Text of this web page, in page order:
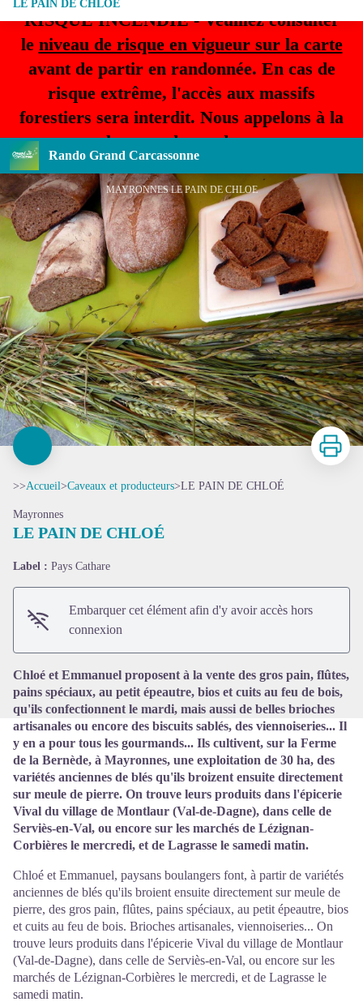
RISQUE INCENDIE - Veuillez consulter
le niveau de risque en vigueur sur la carte
avant de partir en randonnée. En cas de
risque extrême, l'accès aux massifs
forestiers sera interdit. Nous appelons à la
plus grande prudence.
Rando Grand Carcassonne
LE PAIN DE CHLOÉ
MAYRONNES LE PAIN DE CHLOE
Voir l'image en plein écran
Imprimer
>>Accueil>Caveaux et producteurs>LE PAIN DE CHLOÉ
Mayronnes
LE PAIN DE CHLOÉ
Label : Pays Cathare
Embarquer cet élément afin d'y avoir accès hors
connexion
Chloé et Emmanuel proposent à la vente des gros pain, flûtes,
pains spéciaux, au petit épeautre, bios et cuits au feu de bois,
qu'ils confectionnent le mardi, mais aussi de belles brioches
artisanales ou encore des biscuits sablés, des viennoiseries... Il
y en a pour tous les gourmands... Ils cultivent, sur la Ferme
de la Bernède, à Mayronnes, une exploitation de 30 ha, des
variétés anciennes de blés qu'ils broizent ensuite directement
sur meule de pierre. On trouve leurs produits dans l'épicerie
Vival du village de Montlaur (Val-de-Dagne), dans celle de
Serviès-en-Val, ou encore sur les marchés de Lézignan-
Corbières le mercredi, et de Lagrasse le samedi matin.
Chloé et Emmanuel, paysans boulangers font, à partir de variétés
anciennes de blés qu'ils broient ensuite directement sur meule de
pierre, des gros pain, flûtes, pains spéciaux, au petit épeautre, bios
et cuits au feu de bois. Brioches artisanales, viennoiseries... On
trouve leurs produits dans l'épicerie Vival du village de Montlaur
(Val-de-Dagne), dans celle de Serviès-en-Val, ou encore sur les
marchés de Lézignan-Corbières le mercredi, et de Lagrasse le
samedi matin.